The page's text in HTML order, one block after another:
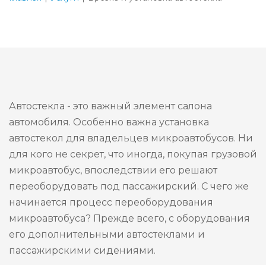
Автостекла - это важный элемент салона
автомобиля. Особенно важна установка
автостекол для владельцев микроавтобусов. Ни
для кого не секрет, что иногда, покупая грузовой
микроавтобус, впоследствии его решают
переоборудовать под пассажирский. С чего же
начинается процесс переоборудования
микроавтобуса? Прежде всего, с оборудования
его дополнительными автостеклами и
пассажирскими сидениями.